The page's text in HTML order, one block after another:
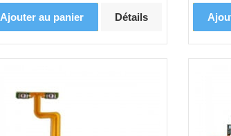
Ajouter au panier Détails